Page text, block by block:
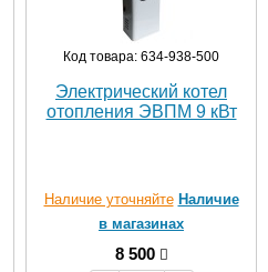
Код товара: 634-938-500
Электрический котел
отопления ЭВПМ 9 кВт
Наличие уточняйте Наличие
в магазинах
8 500